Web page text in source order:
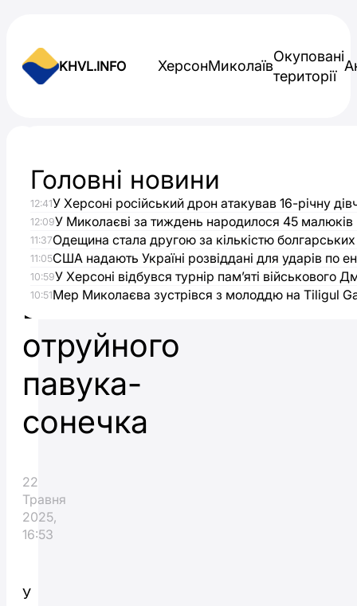
KHVL.INFO ХерсонМиколаїв
Окуповані
території
Увага!
У
Херсоні
виявили
отруйного
павука-
сонечка
22
Травня
2025,
16:53
У
Головні новини
12:41У Херсоні російський дрон атакував 16-річну
12:09У Миколаєві за тиждень народилося 45 малюків
11:37Одещина стала другою за кількістю
11:05США надають Україні розвіддані для ударів по
10:59У Херсоні відбувся турнір пам’яті військового
10:51Мер Миколаєва зустрівся з молоддю на Tiligul